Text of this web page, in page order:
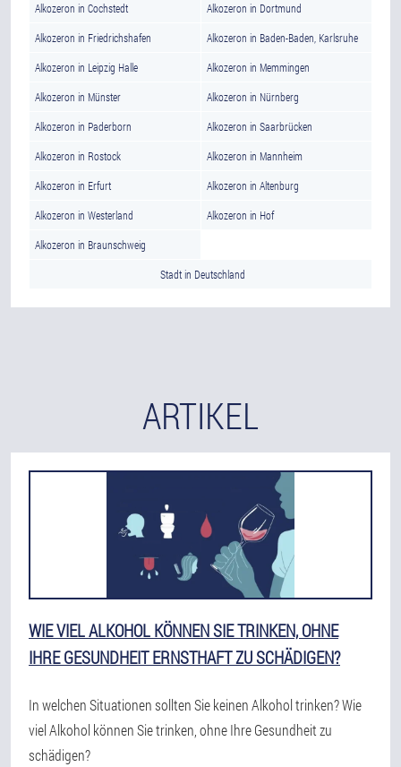
Alkozeron in Cochstedt Alkozeron in Dortmund
Alkozeron in Friedrichshafen Alkozeron in Baden-Baden, Karlsruhe
Alkozeron in Leipzig Halle Alkozeron in Memmingen
Alkozeron in Münster Alkozeron in Nürnberg
Alkozeron in Paderborn Alkozeron in Saarbrücken
Alkozeron in Rostock Alkozeron in Mannheim
Alkozeron in Erfurt Alkozeron in Altenburg
Alkozeron in Westerland Alkozeron in Hof
Alkozeron in Braunschweig
Stadt in Deutschland
ARTIKEL
WIE VIEL ALKOHOL KÖNNEN SIE TRINKEN, OHNE
IHRE GESUNDHEIT ERNSTHAFT ZU SCHÄDIGEN?
In welchen Situationen sollten Sie keinen Alkohol trinken? Wie
viel Alkohol können Sie trinken, ohne Ihre Gesundheit zu
schädigen?